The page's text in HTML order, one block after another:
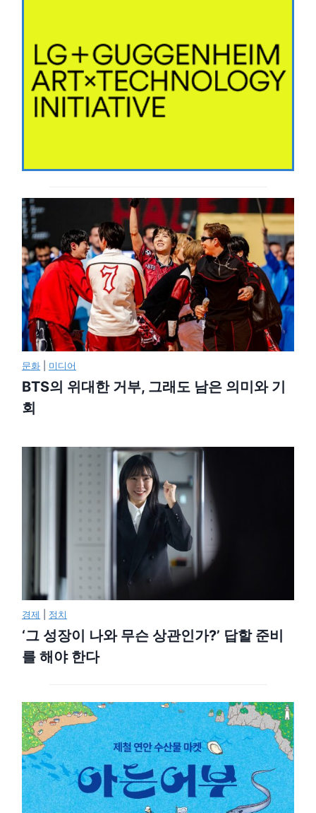
문화 미디어
BTS의 위대한 거부, 그래도 남은 의미와 기
회
경제 정치
‘그 성장이 나와 무슨 상관인가?’ 답할 준비
를 해야 한다